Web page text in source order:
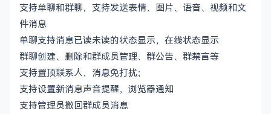
支持单聊和群聊，支持发送表情、图片、语音、视频和文
件消息
单聊支持消息已读未读的状态显示，在线状态显示
群聊创建、删除和群成员管理、群公告、群禁言等
支持置顶联系人，消息免打扰；
支持设置新消息声音提醒，浏览器通知
支持管理员撤回群成员消息